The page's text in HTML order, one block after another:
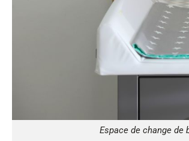
Espace de change